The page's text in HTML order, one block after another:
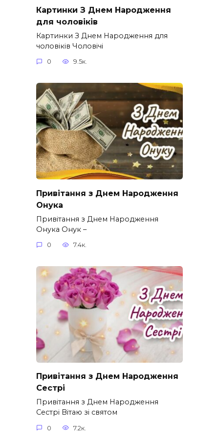
Картинки З Днем Народження
для чоловіків​
Картинки З Днем Народження для
чоловіків​ Чоловічі
0 9.5к.
Привітання з Днем Народження
Онука
Привітання з Днем Народження
Онука Онук –
0 7.4к.
Привітання з Днем Народження
Сестрі
Привітання з Днем Народження
Сестрі Вітаю зі святом
0 7.2к.